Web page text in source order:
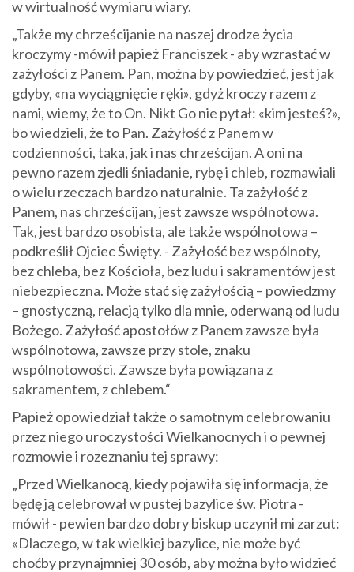
w wirtualność wymiaru wiary.
„Także my chrześcijanie na naszej drodze życia
kroczymy -mówił papież Franciszek - aby wzrastać w
zażyłości z Panem. Pan, można by powiedzieć, jest jak
gdyby, «na wyciągnięcie ręki», gdyż kroczy razem z
nami, wiemy, że to On. Nikt Go nie pytał: «kim jesteś?»,
bo wiedzieli, że to Pan. Zażyłość z Panem w
codzienności, taka, jak i nas chrześcijan. A oni na
pewno razem zjedli śniadanie, rybę i chleb, rozmawiali
o wielu rzeczach bardzo naturalnie. Ta zażyłość z
Panem, nas chrześcijan, jest zawsze wspólnotowa.
Tak, jest bardzo osobista, ale także wspólnotowa –
podkreślił Ojciec Święty. - Zażyłość bez wspólnoty,
bez chleba, bez Kościoła, bez ludu i sakramentów jest
niebezpieczna. Może stać się zażyłością – powiedzmy
– gnostyczną, relacją tylko dla mnie, oderwaną od ludu
Bożego. Zażyłość apostołów z Panem zawsze była
wspólnotowa, zawsze przy stole, znaku
wspólnotowości. Zawsze była powiązana z
sakramentem, z chlebem.“
Papież opowiedział także o samotnym celebrowaniu
przez niego uroczystości Wielkanocnych i o pewnej
rozmowie i rozeznaniu tej sprawy:
„Przed Wielkanocą, kiedy pojawiła się informacja, że
będę ją celebrował w pustej bazylice św. Piotra -
mówił - pewien bardzo dobry biskup uczynił mi zarzut:
«Dlaczego, w tak wielkiej bazylice, nie może być
choćby przynajmniej 30 osób, aby można było widzieć